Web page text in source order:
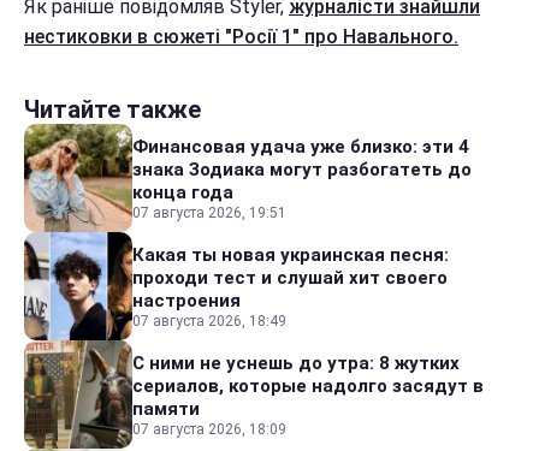
Як раніше повідомляв Styler, журналісти знайшли
нестиковки в сюжеті "Росії 1" про Навального.
Читайте также
Финансовая удача уже близко: эти 4
знака Зодиака могут разбогатеть до
конца года
07 августа 2026, 19:51
Какая ты новая украинская песня:
проходи тест и слушай хит своего
настроения
07 августа 2026, 18:49
С ними не уснешь до утра: 8 жутких
сериалов, которые надолго засядут в
памяти
07 августа 2026, 18:09